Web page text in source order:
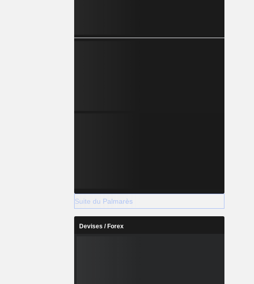
Suite du Palmarès
Devises / Forex